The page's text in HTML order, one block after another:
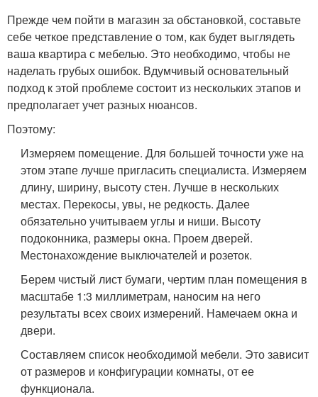
Прежде чем пойти в магазин за обстановкой, составьте
себе четкое представление о том, как будет выглядеть
ваша квартира с мебелью. Это необходимо, чтобы не
наделать грубых ошибок. Вдумчивый основательный
подход к этой проблеме состоит из нескольких этапов и
предполагает учет разных нюансов.
Поэтому:
Измеряем помещение. Для большей точности уже на
этом этапе лучше пригласить специалиста. Измеряем
длину, ширину, высоту стен. Лучше в нескольких
местах. Перекосы, увы, не редкость. Далее
обязательно учитываем углы и ниши. Высоту
подоконника, размеры окна. Проем дверей.
Местонахождение выключателей и розеток.
Берем чистый лист бумаги, чертим план помещения в
масштабе 1:3 миллиметрам, наносим на него
результаты всех своих измерений. Намечаем окна и
двери.
Составляем список необходимой мебели. Это зависит
от размеров и конфигурации комнаты, от ее
функционала.